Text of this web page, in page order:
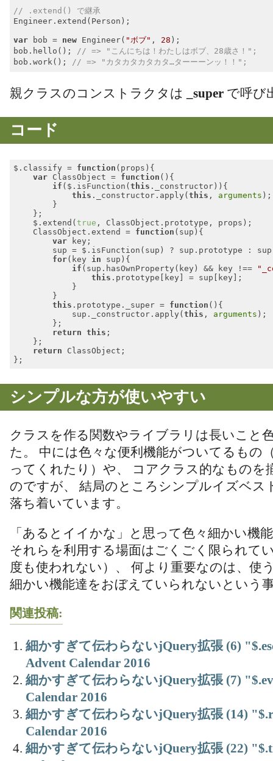
// .extend() で継承
Engineer.extend(Person);
var bob = new Engineer( "ボブ" , 28 );
bob.hello(); // => "こんにちは！わたしはボブ、28歳さ！";
bob.work(); // => "カタカタカタカタ…ターーーンッ！！";
親クラスのコンストラクタは _super で呼び
コード
$.classify = function ( props ) {
var ClassObject = function ( ) {
if ($.isFunction(this ._constructor)){
this ._constructor.apply(this , arguments );
        }
    };
    $.extend(
true , ClassObject.prototype, props);
    ClassObject.extend =
function ( sup ) {
var key;
sup = $.isFunction(sup) ? sup.prototype :
for(key in sup){
if (sup.hasOwnProperty(key) && key !==
this .prototype[key] = sup[key];
            }
        }
this .prototype._super = function ( ) {
            sup._constructor.apply(
this , arguments );
        };
return
this ;
    };
return ClassObject;
シンプルな方が使いやすい
クラスを作る関数やライブラリは長いこと
た。 中には色々な便利機能がついてるもの
ってくれたり）や、 コアクラス的なものを
のですが、 結局のところシンプルイズベス
落ち着いています。
「あるとイイかな」と思って色々細かい機
それらを利用する場面はごくごく限られて
度も使われない）、 何より重要なのは、使
細かい機能達をおぼえていられないという
関連投稿:
細かすぎて伝わらないjQuery拡張 (6)
Advent Calendar 2016
細かすぎて伝わらないjQuery拡張 (7)
Calendar 2016
細かすぎて伝わらないjQuery拡張 (14)
Calendar 2016
細かすぎて伝わらないjQuery拡張 (22)